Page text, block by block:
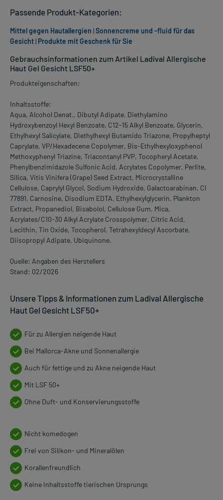
Gebrauchsinformationen zum Artikel Ladival Allergische
Haut Gel Gesicht LSF50+
Produkteigenschaften:
Inhaltsstoffe:
Aqua, Alcohol Denat., Dibutyl Adipate, Diethylamino
Hydroxybenzoyl Hexyl Benzoate, C12-15 Alkyl Benzoate, Glycerin,
Ethylhexyl Salicylate, Diethylhexyl Butamido Triazone, Propylheptyl
Caprylate, VP/Hexadecene Copolymer, Bis-Ethylhexyloxyphenol
Methoxyphenyl Triazine, Triacontanyl PVP, Tocopheryl Acetate,
Phenylbenzimidazole Sulfonic Acid, Acrylates Copolymer, Perlite,
Silica, Vitis Vinifera (Grape) Seed Extract, Microcrystalline
Cellulose, Caprylyl Glycol, Sodium Hydroxide, Galactoarabinan, CI
77891, Carnosine, Disodium EDTA, Ethylhexylglycerin, Plankton
Extract, Propanediol, Bisabolol, Cellulose Gum, Mica,
Acrylates/C10-30 Alkyl Acrylate Crosspolymer, Citric Acid,
Lecithin, Tin Oxide, Tocopherol, Tetrahexyldecyl Ascorbate,
Diisopropyl Adipate, Ubiquinone.
Quelle: Angaben des Herstellers
Stand: 02/2026
Unsere Tipps & Informationen zum Ladival Allergische
Haut Gel Gesicht LSF50+
Für zu Allergien neigende Haut
Bei Mallorca-Akne und Sonnenallergie
Auch für fettige und zu Akne neigende Haut
Mit LSF 50+
Ohne Duft- und Konservierungsstoffe
Nicht komedogen
Frei von Silikon- und Mineralölen
Korallenfreundlich
Keine Inhaltsstoffe tierischen Ursprungs
Passende Produkt-Kategorien:
Mittel gegen Hautallergien |Sonnencreme und -fluid für das
Gesicht| Produkte mit Geschenk für Sie